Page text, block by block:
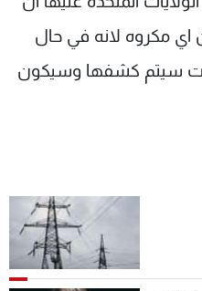
اي مكروه لانه في حال
سيتم كشفها وسيكون